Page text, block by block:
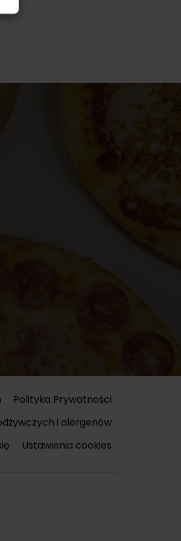
Polityka Prywatności
i alergenów
Ustawienia cookies